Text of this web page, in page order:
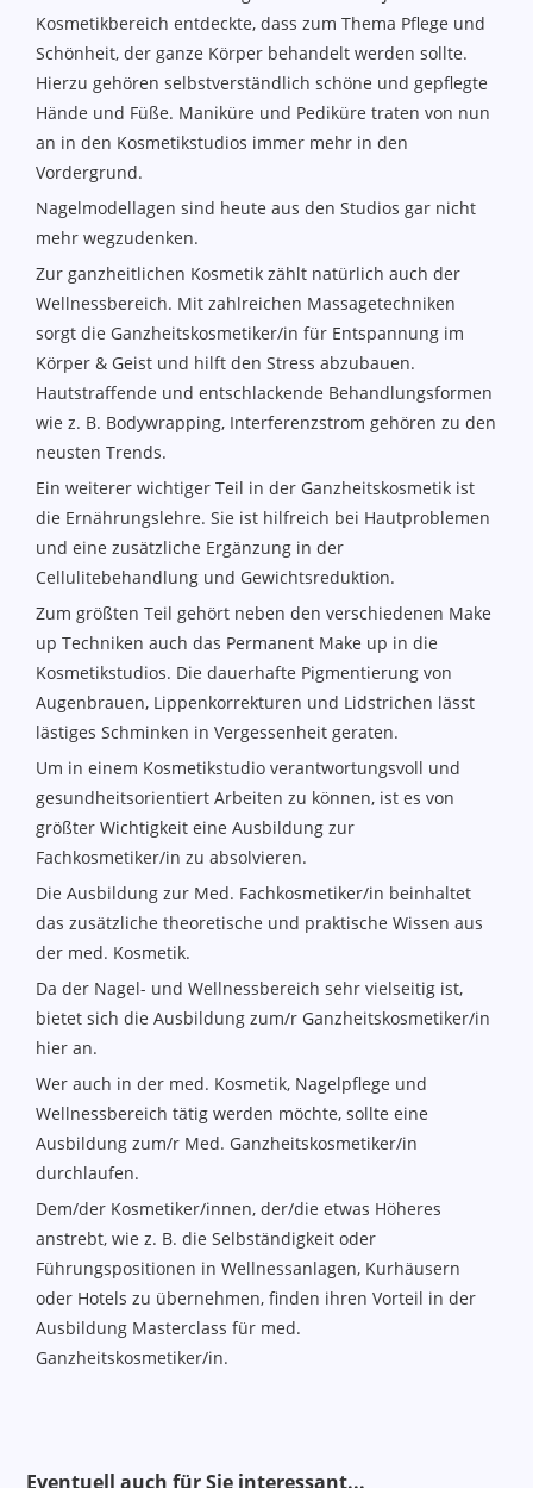
Kosmetikbereich entdeckte, dass zum Thema Pflege und
Schönheit, der ganze Körper behandelt werden sollte.
Hierzu gehören selbstverständlich schöne und gepflegte
Hände und Füße. Maniküre und Pediküre traten von nun
an in den Kosmetikstudios immer mehr in den
Vordergrund.
Nagelmodellagen sind heute aus den Studios gar nicht
mehr wegzudenken.
Zur ganzheitlichen Kosmetik zählt natürlich auch der
Wellnessbereich. Mit zahlreichen Massagetechniken
sorgt die Ganzheitskosmetiker/in für Entspannung im
Körper & Geist und hilft den Stress abzubauen.
Hautstraffende und entschlackende Behandlungsformen
wie z. B. Bodywrapping, Interferenzstrom gehören zu den
neusten Trends.
Ein weiterer wichtiger Teil in der Ganzheitskosmetik ist
die Ernährungslehre. Sie ist hilfreich bei Hautproblemen
und eine zusätzliche Ergänzung in der
Cellulitebehandlung und Gewichtsreduktion.
Zum größten Teil gehört neben den verschiedenen Make
up Techniken auch das Permanent Make up in die
Kosmetikstudios. Die dauerhafte Pigmentierung von
Augenbrauen, Lippenkorrekturen und Lidstrichen lässt
lästiges Schminken in Vergessenheit geraten.
Um in einem Kosmetikstudio verantwortungsvoll und
gesundheitsorientiert Arbeiten zu können, ist es von
größter Wichtigkeit eine Ausbildung zur
Fachkosmetiker/in zu absolvieren.
Die Ausbildung zur Med. Fachkosmetiker/in beinhaltet
das zusätzliche theoretische und praktische Wissen aus
der med. Kosmetik.
Da der Nagel- und Wellnessbereich sehr vielseitig ist,
bietet sich die Ausbildung zum/r Ganzheitskosmetiker/in
hier an.
Wer auch in der med. Kosmetik, Nagelpflege und
Wellnessbereich tätig werden möchte, sollte eine
Ausbildung zum/r Med. Ganzheitskosmetiker/in
durchlaufen.
Dem/der Kosmetiker/innen, der/die etwas Höheres
anstrebt, wie z. B. die Selbständigkeit oder
Führungspositionen in Wellnessanlagen, Kurhäusern
oder Hotels zu übernehmen, finden ihren Vorteil in der
Ausbildung Masterclass für med.
Ganzheitskosmetiker/in.
Alternativen
Eventuell auch für Sie interessant...